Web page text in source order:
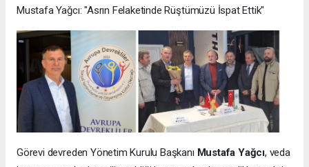
Mustafa Yağcı: "Asrın Felaketinde Rüştümüzü İspat Ettik"
Görevi devreden Yönetim Kurulu Başkanı Mustafa Yağcı, veda